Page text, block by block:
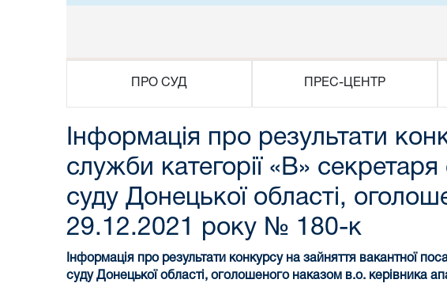
ПРО СУД ПРЕС-ЦЕНТР
Інформація про результати
служби категорії «В»
суду Донецької області,
29.12.2021 року № 180-к
Інформація про результати конкурсу на зайняття вакантної
суду Донецької області, оголошеного наказом в.о. керівника